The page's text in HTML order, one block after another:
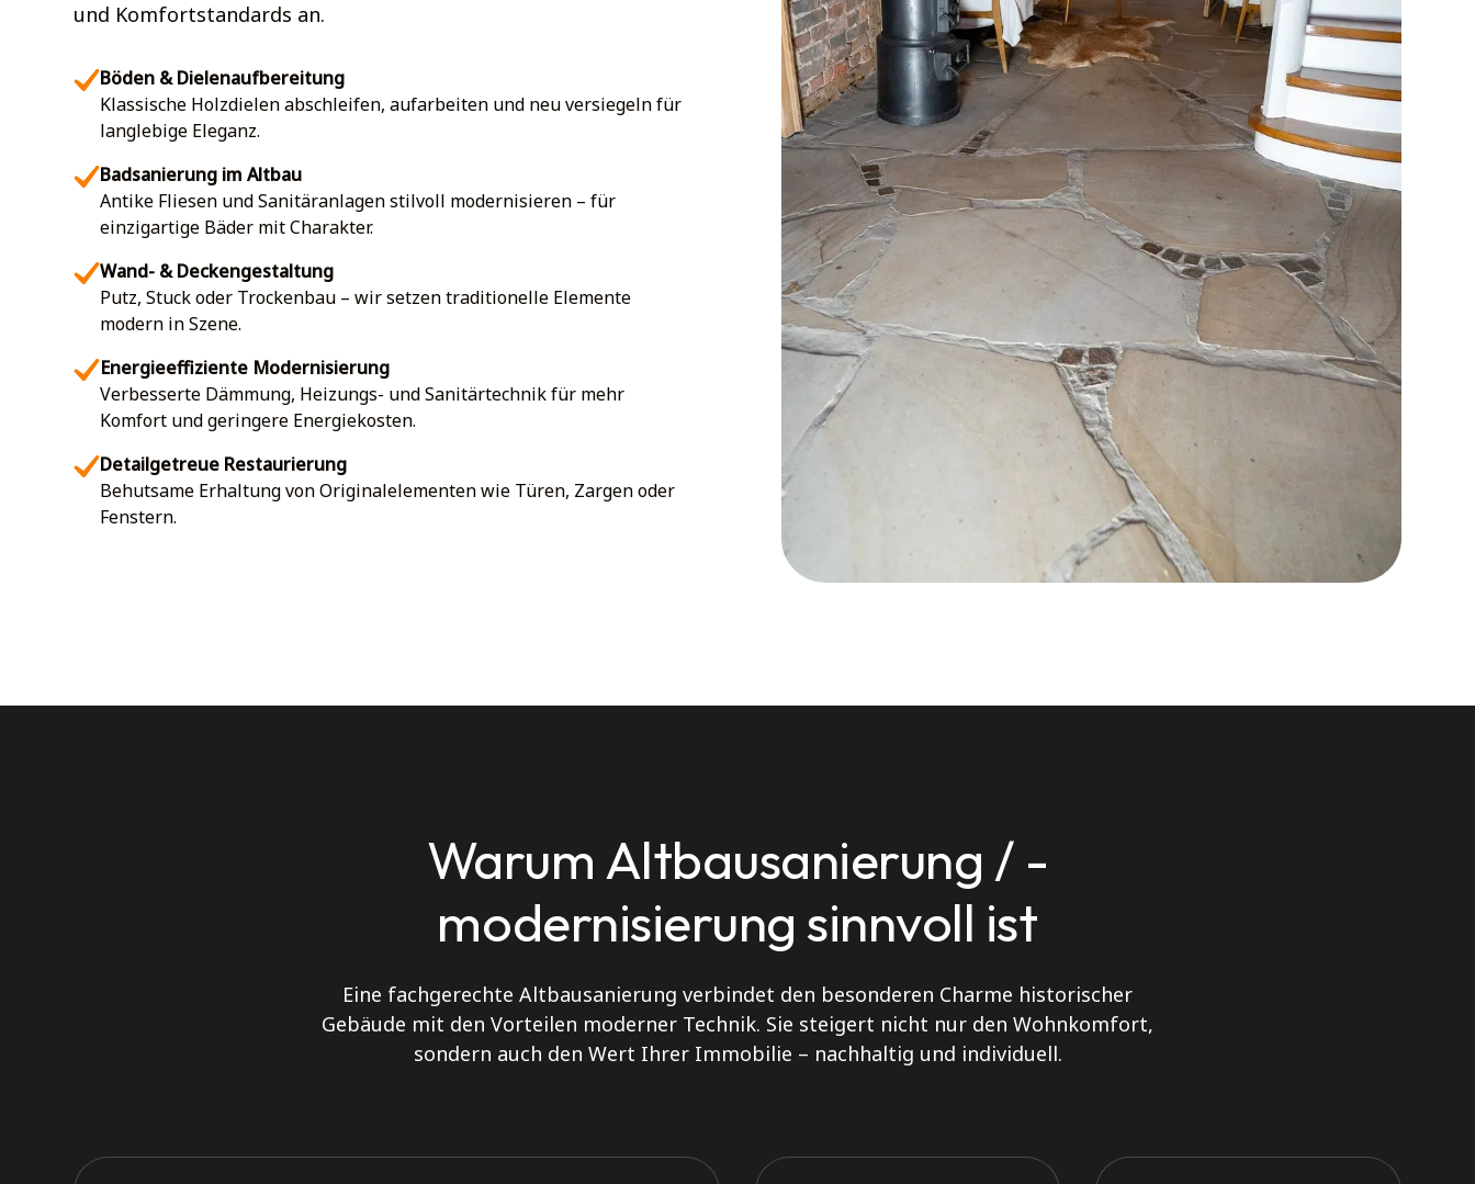
und Komfortstandards an.
Böden & Dielenaufbereitung
Klassische Holzdielen abschleifen, aufarbeiten und neu versiegeln für
langlebige Eleganz.
Badsanierung im Altbau
Antike Fliesen und Sanitäranlagen stilvoll modernisieren – für
einzigartige Bäder mit Charakter.
Wand- & Deckengestaltung
Putz, Stuck oder Trockenbau – wir setzen traditionelle Elemente
modern in Szene.
Energieeffiziente Modernisierung
Verbesserte Dämmung, Heizungs- und Sanitärtechnik für mehr
Komfort und geringere Energiekosten.
Detailgetreue Restaurierung
Behutsame Erhaltung von Originalelementen wie Türen, Zargen oder
Fenstern.
Warum Altbausanierung / -
modernisierung sinnvoll ist
Eine fachgerechte Altbausanierung verbindet den besonderen Charme historischer
Gebäude mit den Vorteilen moderner Technik. Sie steigert nicht nur den Wohnkomfort,
sondern auch den Wert Ihrer Immobilie – nachhaltig und individuell.